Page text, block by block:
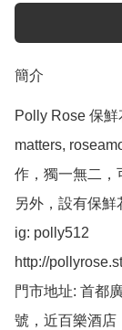
簡介
Polly Rose 保
matters,
作，獨一無二，
另外，設有保
ig: polly512
http://
門市地址: 首都
號，近百樂酒店